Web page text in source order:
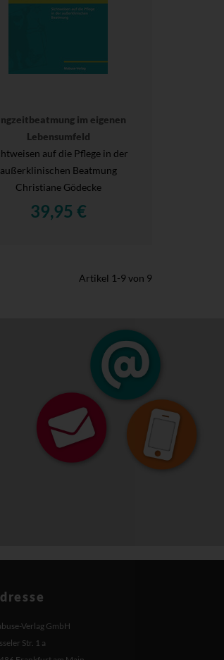
im eigenen
Lebensumfeld
auf die Pflege in der
außerklinischen Beatmung
Christiane Gödecke
39,95 €
Artikel 1 -9von 9
Verlag GmbH
Str. 1 a